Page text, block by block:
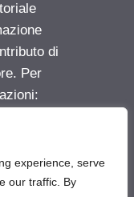
experience, serve
our traffic. By
di
Per
network
other